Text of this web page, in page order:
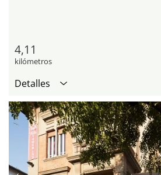
4,11
kilómetros
Detalles